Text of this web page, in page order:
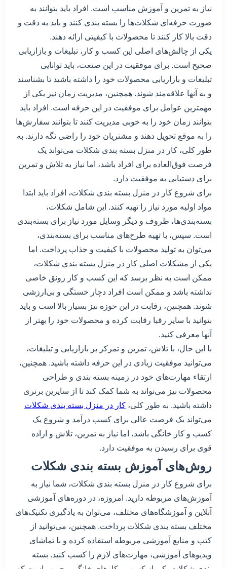
نیاز به تمرین و آموزش مناسب است. افراد باید بتوانند به
صورت حرفه‌ای شکلات‌ها را بسته بندی کنند و باید به دقت و
دقت بالا کار کنند تا محصولات با کیفیتی ارائه دهند.
یکی از چالش‌های اصلی این کسب و کار، تبلیغات و بازاریابی
صحیح است. برای موفقیت در این صنعت، باید توانایی
تبلیغات و بازاریابی محصولات خود را داشته باشید تا بشناسند
و به آنها علاقه‌مند شوند. همچنین، مدیریت زمان نیز یکی از
مهمترین عوامل برای موفقیت در این حرفه است. افراد باید
بتوانند زمان خود را به خوبی مدیریت کنند تا بتوانند سفارش‌ها
را به موقع تحویل دهند و مشتریان خود را راضی نگه دارند. به
طور کلی، کار در منزل بسته بندی شکلات می‌تواند یک
فرصت فوق‌العاده برای افراد باشد، اما نیاز به تلاش و تمرین
برای دستیابی به موفقیت دارد.
برای شروع کار در منزل بسته بندی شکلات، افراد باید ابتدا
مواد اولیه مورد نیاز را تهیه کنند. این شامل شکلات،
بسته‌بندی‌ها، ظروف و دیگر وسایل مورد نیاز برای بسته‌بندی
است. سپس، با تهیه طرح‌های مناسب برای بسته‌بندی،
می‌توان به تولید محصولات با کیفیت و جذاب پرداخت. اما
یکی از مشکلات اصلی کار در منزل بسته بندی شکلات،
ممکن است به نظر برسد که این کسب و کار رونق خاصی
نداشته باشد و ممکن است افراد دچار خستگی و بی‌ارزشی
شوند. همچنین، رقابت در این حوزه نیز بسیار بالا است و باید
بتوانید با سایر رقبا رقابت کرده و محصولات خود را بهتر از
آنها معرفی کنید.
با این حال، با تلاش، تمرین و تمرکز بر بازاریابی و تبلیغات،
می‌توانید موفقیت زیادی در این حرفه داشته باشید. همچنین،
ارتقاء مهارت‌های خود در زمینه بسته بندی و طراحی
محصولات نیز می‌تواند به شما کمک کند تا از سایرین برتری
داشته باشید. به طور کلی، کار در منزل بسته بندی شکلات
می‌تواند یک فرصت عالی برای کسب درآمد و شروع یک
کسب و کار خانگی باشد، اما نیاز به تمرین، تلاش و اراده
قوی برای رسیدن به موفقیت دارد.
روش‌های آموزش بسته بندی شکلات
برای شروع کار در منزل بسته بندی شکلات، شما نیاز به
آموزش‌های مربوطه دارید. امروزه، در دوره‌های آموزشی
آنلاین و آموزشگاه‌های مختلف، می‌توان به یادگیری تکنیک‌های
مختلف بسته بندی شکلات پرداخت. همچنین، می‌توانید از
کتب و منابع آموزشی مربوطه استفاده کرده و با تماشای
ویدیوهای آموزشی، مهارت‌های لازم را کسب کنید. بسته